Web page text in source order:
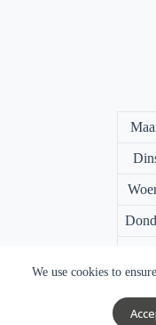
We use cookies to